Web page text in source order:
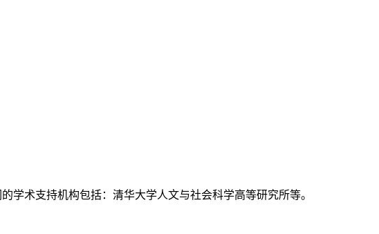
学术支持机构包括：清华大学人文与社会科学高等研究所等。